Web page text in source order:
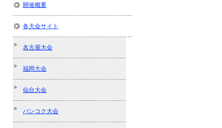
開催概要
各大会サイト
名古屋大会
福岡大会
仙台大会
バンコク大会